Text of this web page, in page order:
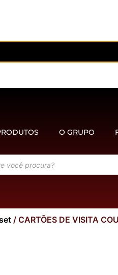
O GRUPO
/ CARTÕES DE VISITA